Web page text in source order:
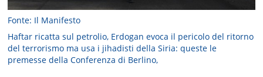
Fonte: Il Manifesto
Haftar ricatta sul petrolio, Erdogan evoca il pericolo del ritorno
del terrorismo ma usa i jihadisti della Siria: queste le
premesse della Conferenza di Berlino,